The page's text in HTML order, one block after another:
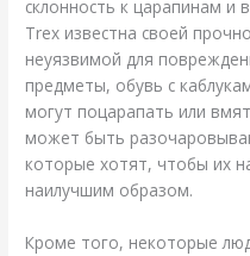
склонность к царапинам и
Trex известна своей
неуязвимой для
предметы, обувь с
могут поцарапать или
может быть
которые хотят, чтобы их
наилучшим образом.
Кроме того, некоторые